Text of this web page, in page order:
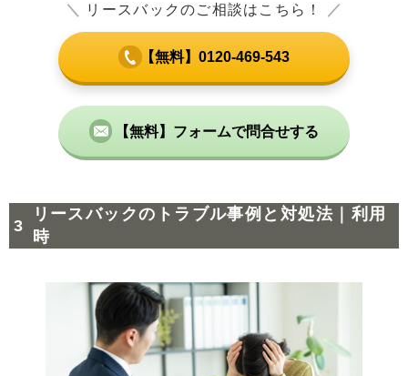
＼ リースバックのご相談はこちら！ ／
【無料】0120-469-543
【無料】フォームで問合せする
リースバックのトラブル事例と対処法｜利用
時